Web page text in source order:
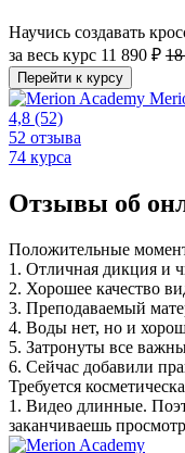
Научись создавать
за весь курс 11 890 ₽
Перейти к курсу
4,8 (52)
52 отзыва
74 курса
Отзывы об
Положительные
1. Отличная дикция и
2. Хорошее качество
3. Преподаваемый
4. Воды нет, но и
5. Затронуты все
6. Сейчас добавили
Требуется
1. Видео длинные.
заканчиваешь